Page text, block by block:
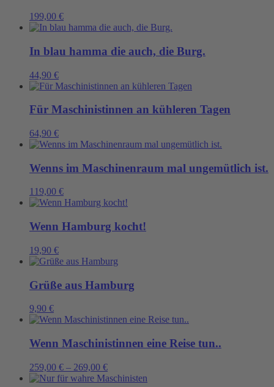
199,00 €
In blau hamma die auch, die Burg.
44,90 €
Für Maschinistinnen an kühleren Tagen
64,90 €
Wenns im Maschinenraum mal ungemütlich ist.
119,00 €
Wenn Hamburg kocht!
19,90 €
Grüße aus Hamburg
9,90 €
Wenn Maschinistinnen eine Reise tun..
259,00 € – 269,00 €